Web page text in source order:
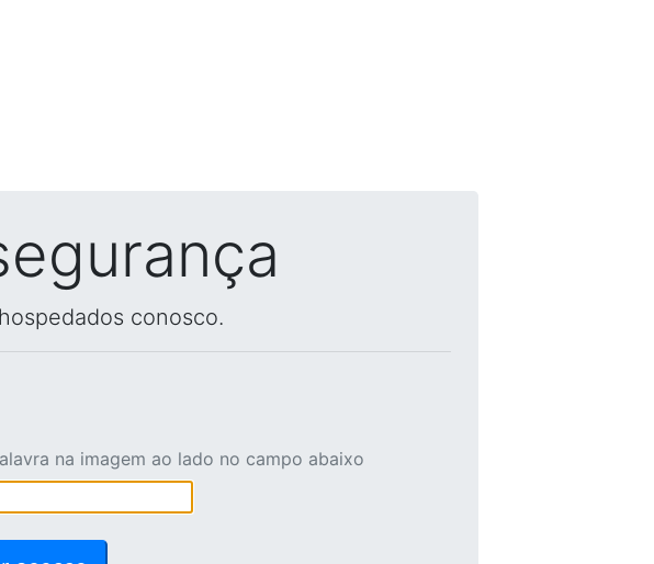
conosco.
na imagem ao lado no campo abaixo